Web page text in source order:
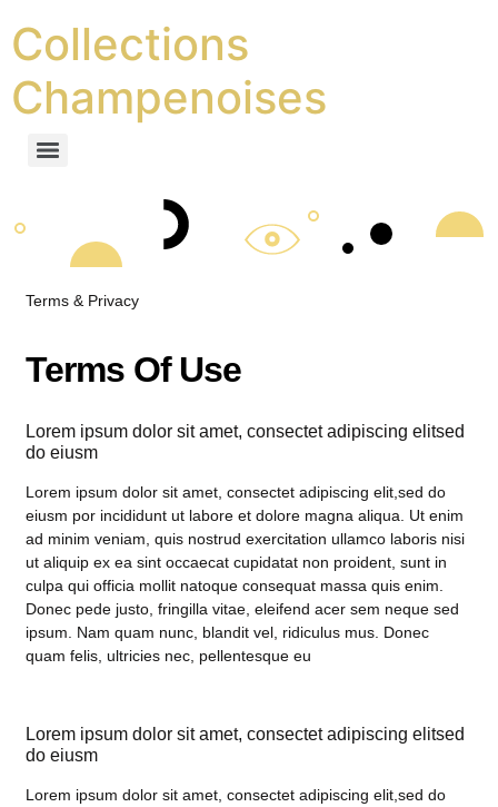
Collections
Champenoises
Terms & Privacy
Terms Of Use
Lorem ipsum dolor sit amet, consectet adipiscing elitsed
do eiusm
Lorem ipsum dolor sit amet, consectet adipiscing elit,sed do
eiusm por incididunt ut labore et dolore magna aliqua. Ut enim
ad minim veniam, quis nostrud exercitation ullamco laboris nisi
ut aliquip ex ea sint occaecat cupidatat non proident, sunt in
culpa qui officia mollit natoque consequat massa quis enim.
Donec pede justo, fringilla vitae, eleifend acer sem neque sed
ipsum. Nam quam nunc, blandit vel, ridiculus mus. Donec
quam felis, ultricies nec, pellentesque eu
Lorem ipsum dolor sit amet, consectet adipiscing elitsed
do eiusm
Lorem ipsum dolor sit amet, consectet adipiscing elit,sed do